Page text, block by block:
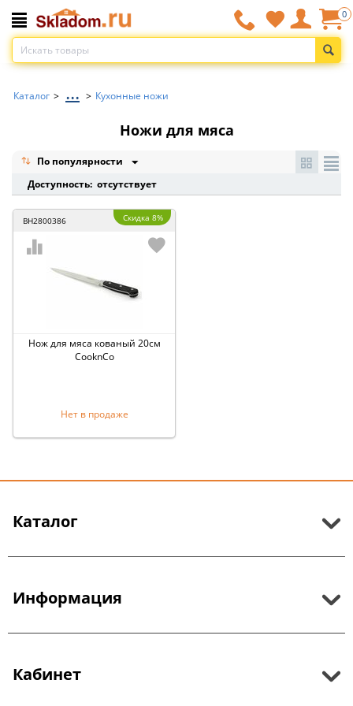
0
Каталог > ... > Кухонные ножи
Ножи для мяса
По популярности
Доступность: отсутствует
BH2800386 Скидка 8%
Нож для мяса кованый 20см
CooknCo
Нет в продаже
Каталог
Информация
Кабинет